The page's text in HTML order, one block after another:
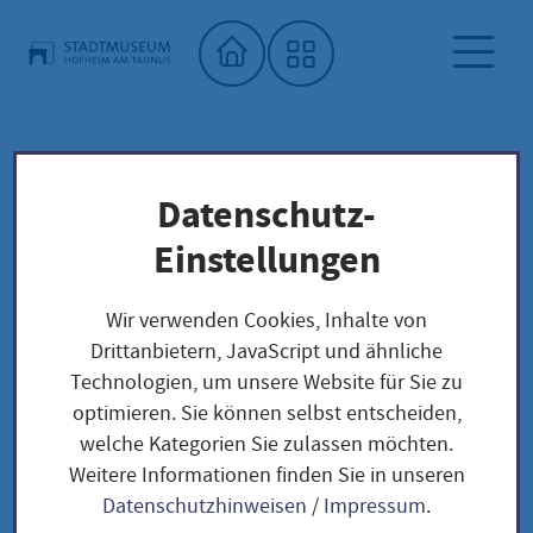
Startseite"
Stadtmuseum
Kalender Stadtmuseum Hofheim
Detailansicht
Oops, an error occurred! Code:
202608081119299f1d9764 Event:
Datenschutz-
Einstellungen
Wir verwenden Cookies, Inhalte von
Drittanbietern, JavaScript und ähnliche
Technologien, um unsere Website für Sie zu
optimieren. Sie können selbst entscheiden,
welche Kategorien Sie zulassen möchten.
Weitere Informationen finden Sie in unseren
Datenschutzhinweisen / Impressum.